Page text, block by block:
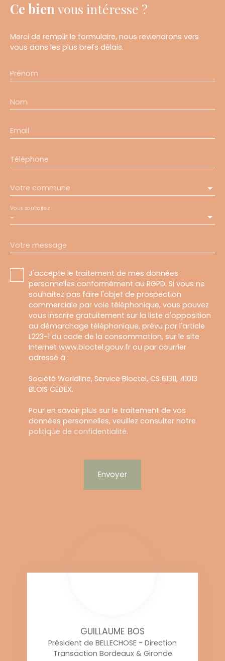
Ce bien vous intéresse ?
Merci de remplir le formulaire, nous reviendrons vers
vous dans les plus brefs délais.
Prénom
Nom
Email
Téléphone
Votre commune
-
Vous souhaitez
Votre message
J'accepte le traitement de mes données
personnelles conformément au RGPD. Si vous ne
souhaitez pas faire l'objet de prospection
commerciale par voie téléphonique, vous pouvez
vous inscrire gratuitement sur la liste d'opposition
au démarchage téléphonique, prévu par l'article
L223-1 du code de la consommation, sur le site
Internet www.bloctel.gouv.fr ou par courrier
adressé à :
Société Worldline, Service Bloctel, CS 61311, 41013
BLOIS CEDEX.
Pour en savoir plus sur le traitement de vos
données personnelles, veuillez consulter notre
politique de confidentialité.
Envoyer
GUILLAUME BOS
Président de BELLECHOSE - Direction
Transaction Bordeaux & Gironde